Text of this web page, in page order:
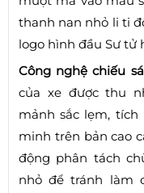
thanh nan nhỏ li ti
logo hình đầu Sư tử
Công nghệ chiếu
của xe được thu
mảnh sắc lẹm, tích
minh trên bản cao
động phân tách
nhỏ để tránh làm